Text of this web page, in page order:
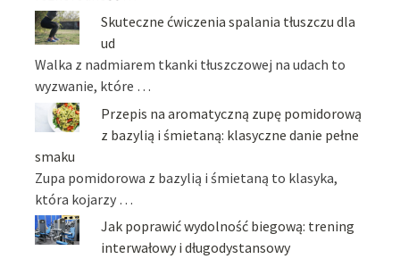
Skuteczne ćwiczenia spalania tłuszczu dla
ud
Walka z nadmiarem tkanki tłuszczowej na udach to
wyzwanie, które …
Przepis na aromatyczną zupę pomidorową
z bazylią i śmietaną: klasyczne danie pełne
smaku
Zupa pomidorowa z bazylią i śmietaną to klasyka,
która kojarzy …
Jak poprawić wydolność biegową: trening
interwałowy i długodystansowy